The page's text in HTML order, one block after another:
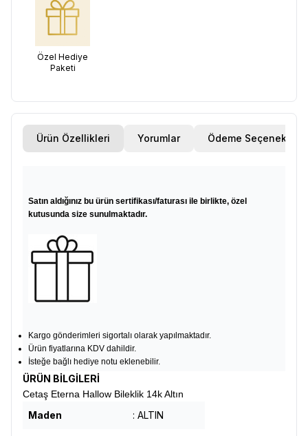
Özel Hediye
Paketi
Ürün Özellikleri Yorumlar Ödeme Seçenekleri
Satın aldığınız bu ürün sertifikası/faturası ile birlikte, özel
kutusunda size sunulmaktadır.
Kargo gönderimleri sigortalı olarak yapılmaktadır.
Ürün fiyatlarına KDV dahildir.
İsteğe bağlı hediye notu eklenebilir.
ÜRÜN BİLGİLERİ
Cetaş Eterna Hallow Bileklik 14k Altın
Maden : ALTIN